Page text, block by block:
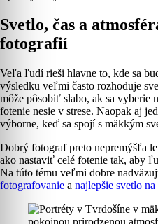
Svetlo, čas a
fotografií
Veľa ľudí rieši hlavne to, kde sa
výsledku veľmi často rozhoduje
môže pôsobiť slabo, ak sa vyberie
fotenie nesie v strese. Naopak aj
výborne, keď sa spojí s mäkkým
Dobrý fotograf preto nepremýšľa
ako nastaviť celé fotenie tak, aby
Na túto tému veľmi dobre
fotografovanie a najlepšie svetlo